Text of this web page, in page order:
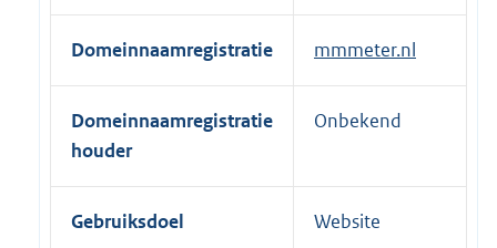
i
n
Domeinnaamregistratie mmmeter.nl
Domeinnaamregistratie
houder
Onbekend
Gebruiksdoel Website